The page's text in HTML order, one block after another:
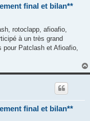
final et bilan**
rotoclapp, afioafio,
à un très grand
Patclash et Afioafio,
final et bilan**